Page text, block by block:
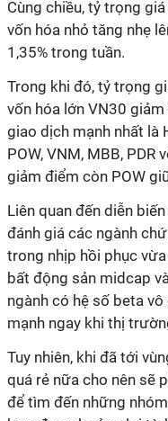
Cùng chiều, tỷ trọng
vốn hóa nhỏ tăng nhẹ
1,35% trong tuần.
Trong khi đó, tỷ trọng
vốn hóa lớn VN30
giao dịch mạnh nhất là
POW, VNM, MBB,
giảm điểm còn POW
Liên quan đến diễn
đánh giá các ngành
trong nhịp hồi phục
bất động sản midcap
ngành có hệ số beta
mạnh ngay khi thị
Tuy nhiên, khi đã tới
quá rẻ nữa cho nên sẽ
để tìm đến những